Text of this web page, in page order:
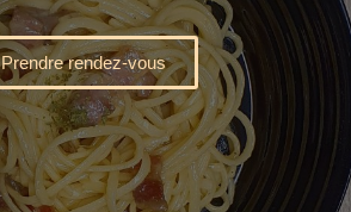
Prendre rendez-vous